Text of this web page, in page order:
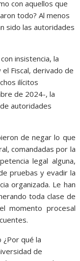
con aquellos que
todo? Al menos
sido las autoridades
insistencia, la
Fiscal, derivado de
ilícitos
de 2024-, la
autoridades
de negar lo que
comandadas por la
legal alguna,
pruebas y evadir la
organizada. Le han
toda clase de
momento procesal
¿Por qué la
de